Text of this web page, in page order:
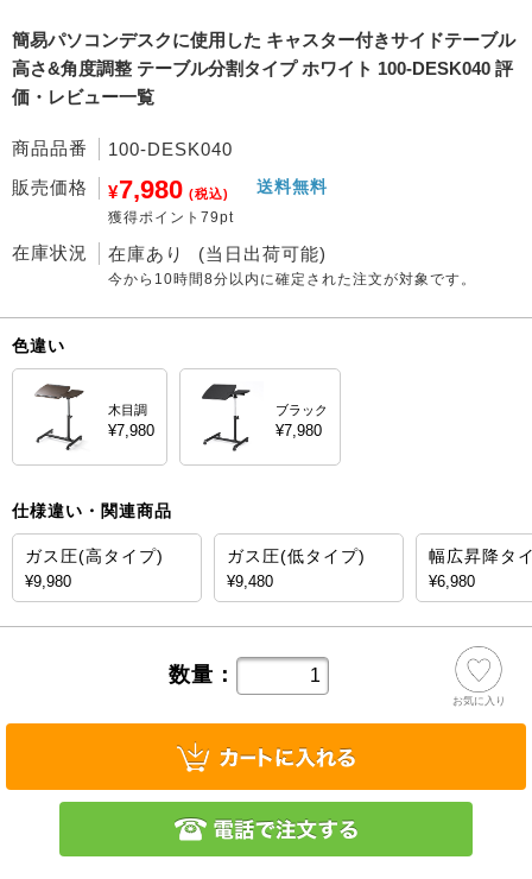
簡易パソコンデスクに使用した キャスター付きサイドテーブル
高さ&角度調整 テーブル分割タイプ ホワイト 100-DESK040 評
価・レビュー一覧
商品品番
100-DESK040
販売価格
¥7,980 (税込)
獲得ポイント79pt
送料無料
在庫状況 在庫あり (当日出荷可能)
今から 10時間8分 以内に確定された注文が対象です。
色違い
木目調
¥7,980
ブラック
¥7,980
仕様違い・関連商品
ガス圧(高タイプ)
¥9,980
ガス圧(低タイプ)
¥9,480
幅広昇降タ
¥6,980
数量：
お気に入り